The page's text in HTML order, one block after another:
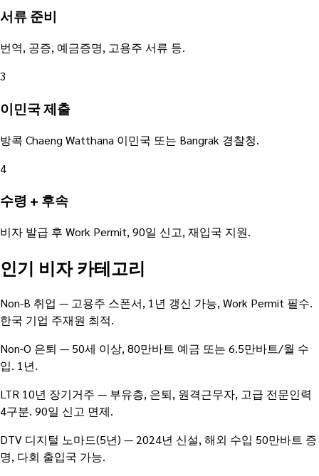
서류 준비
번역, 공증, 예금증명, 고용주 서류 등.
3
이민국 제출
방콕 Chaeng Watthana 이민국 또는 Bangrak 경찰청.
4
수령 + 후속
비자 발급 후 Work Permit, 90일 신고, 재입국 지원.
인기 비자 카테고리
Non-B 취업 — 고용주 스폰서, 1년 갱신 가능, Work Permit 필수.
한국 기업 주재원 최적.
Non-O 은퇴 — 50세 이상, 80만바트 예금 또는 6.5만바트/월 수
입. 1년.
LTR 10년 장기거주 — 부유층, 은퇴, 원격근무자, 고급 전문인력
4구분. 90일 신고 면제.
DTV 디지털 노마드(5년) — 2024년 신설, 해외 수입 50만바트 증
명, 다회 출입국 가능.